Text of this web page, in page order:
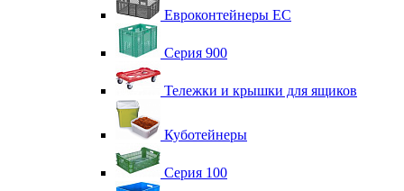
Евроконтейнеры ЕС
Серия 900
Тележки и крышки для ящиков
Куботейнеры
Серия 100